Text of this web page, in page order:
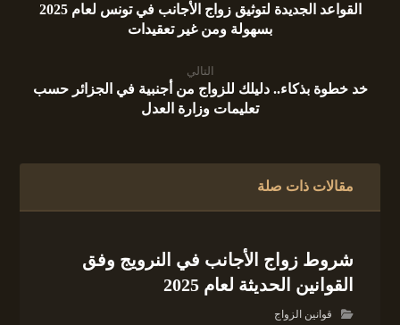
القواعد الجديدة لتوثيق زواج الأجانب في تونس لعام 2025
بسهولة ومن غير تعقيدات
التالي
خد خطوة بذكاء.. دليلك للزواج من أجنبية في الجزائر حسب
تعليمات وزارة العدل
مقالات ذات صلة
شروط زواج الأجانب في النرويج وفق
القوانين الحديثة لعام 2025
قوانين الزواج